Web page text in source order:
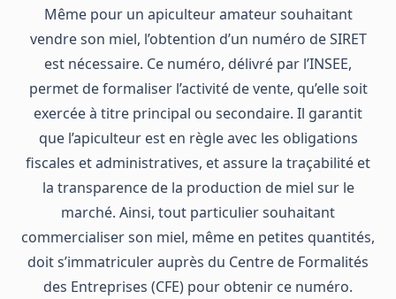
Même pour un apiculteur amateur souhaitant
vendre son miel, l’obtention d’un numéro de SIRET
est nécessaire. Ce numéro, délivré par l’INSEE,
permet de formaliser l’activité de vente, qu’elle soit
exercée à titre principal ou secondaire. Il garantit
que l’apiculteur est en règle avec les obligations
fiscales et administratives, et assure la traçabilité et
la transparence de la production de miel sur le
marché. Ainsi, tout particulier souhaitant
commercialiser son miel, même en petites quantités,
doit s’immatriculer auprès du Centre de Formalités
des Entreprises (CFE) pour obtenir ce numéro.